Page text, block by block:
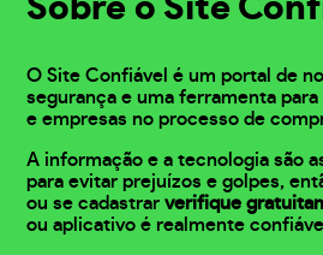
Sobre o Site
O Site Confiável é um portal de
segurança e uma ferramenta
e empresas no processo de
A informação e a tecnologia são
para evitar prejuízos e golpes,
ou se cadastrarverifique
ou aplicativo é realmente